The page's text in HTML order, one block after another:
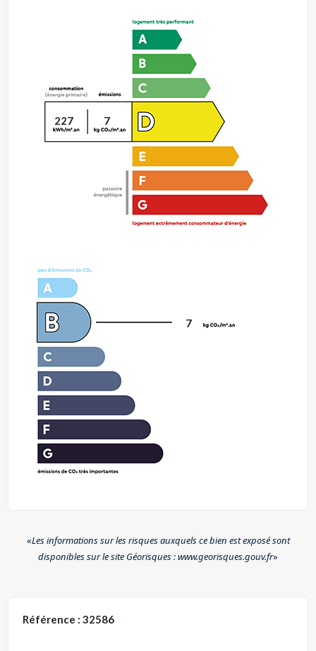
227 7
7
«Les informations sur les risques auxquels ce bien est exposé sont
disponibles sur le site Géorisques : www.georisques.gouv.fr»
Référence : 32586